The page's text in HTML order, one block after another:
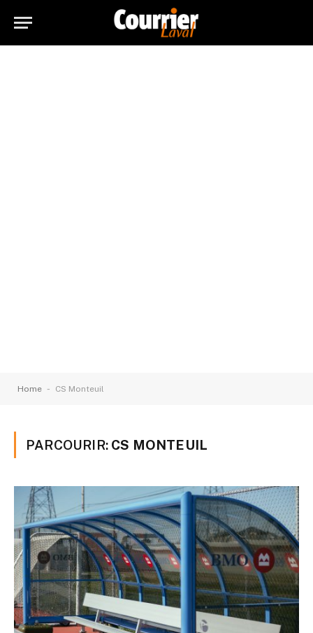
Home - CS Monteuil
PARCOURIR: CS MONTEUIL